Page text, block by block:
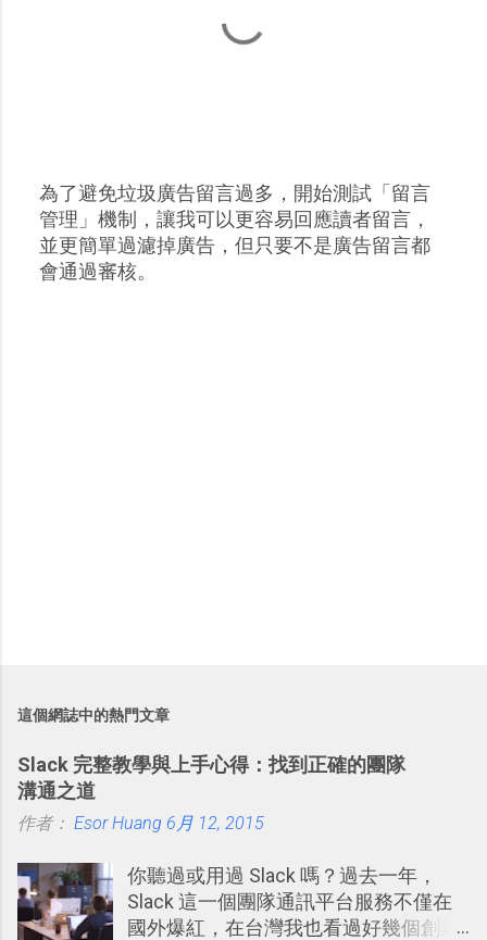
張
貼
留
為了避免垃圾廣告留言過多，開始測試「留言
管理」機制，讓我可以更容易回應讀者留言，
並更簡單過濾掉廣告，但只要不是廣告留言都
會通過審核。
這個網誌中的熱門文章
Slack 完整教學與上手心得：找到正確的團隊
溝通之道
作者： Esor Huang 6月 12, 2015
你聽過或用過 Slack 嗎？過去一年，
Slack 這一個團隊通訊平台服務不僅在
國外爆紅，在台灣我也看過好幾個創業